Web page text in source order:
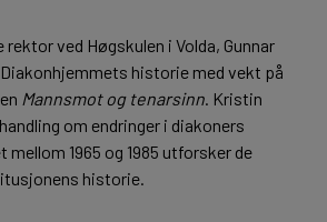
ved Høgskulen i Volda, Gunnar
historie med vekt på
Mannsmot og tenarsinn . Kristin
om endringer i diakoners
1965 og 1985 utforsker de
historie.